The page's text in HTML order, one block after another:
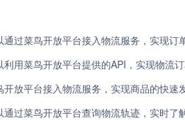
过菜鸟开放平台接入物流服务，实现
用菜鸟开放平台提供的API，实现物流
放平台接入物流服务，实现商品的快
过菜鸟开放平台查询物流轨迹，实时了